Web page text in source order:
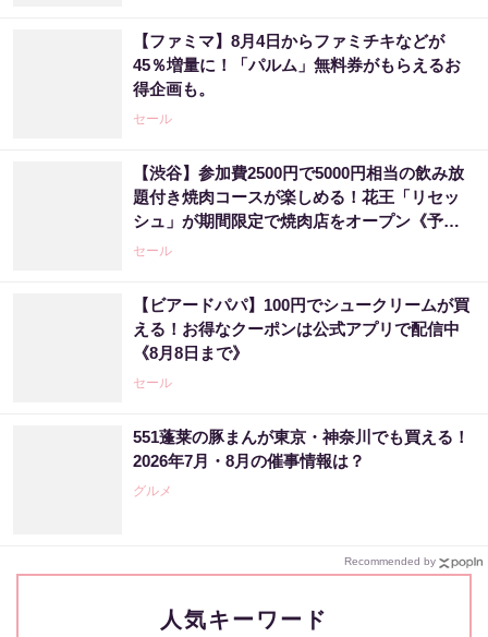
【ファミマ】8月4日からファミチキなどが
45％増量に！「パルム」無料券がもらえるお
得企画も。
セール
【渋谷】参加費2500円で5000円相当の飲み放
題付き焼肉コースが楽しめる！花王「リセッ
シュ」が期間限定で焼肉店をオープン《予約
受付中》
セール
【ビアードパパ】100円でシュークリームが買
える！お得なクーポンは公式アプリで配信中
《8月8日まで》
セール
551蓬莱の豚まんが東京・神奈川でも買える！
2026年7月・8月の催事情報は？
グルメ
Recommended by
人気キーワード